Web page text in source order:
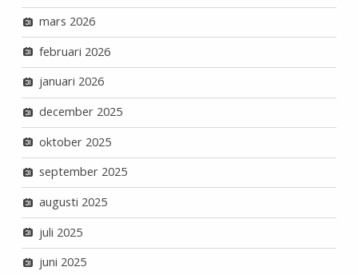
mars 2026
februari 2026
januari 2026
december 2025
oktober 2025
september 2025
augusti 2025
juli 2025
juni 2025